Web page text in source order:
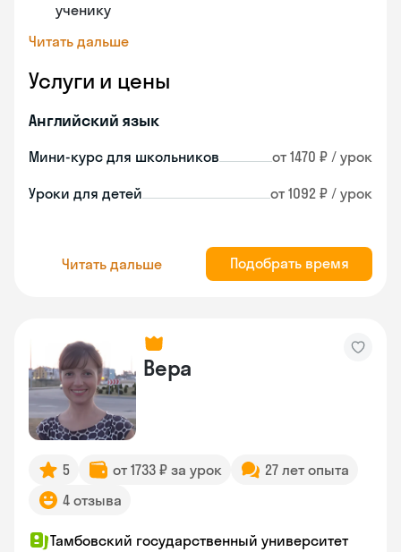
ученику
Читать дальше
Услуги и цены
Английский язык
Мини-курс для школьников от 1470 ₽ / урок
Уроки для детей от 1092 ₽ / урок
Читать дальше Подобрать время
Вера
5 от 1733 ₽ за урок
27 лет опыта
4 отзыва
Тамбовский государственный университет